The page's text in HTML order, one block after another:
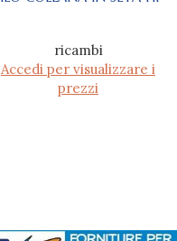
ricambi
Accedi per visualizzare i
prezzi